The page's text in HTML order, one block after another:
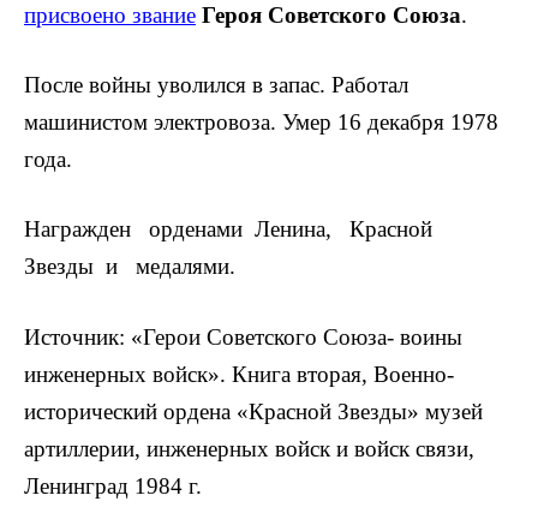
присвоено зва­ние Героя Советского Союза.
После войны уволился в запас. Работал
машинистом электро­воза. Умер 16 декабря 1978
года.
Награжден орденами Ленина, Красной
Звезды и медалями.
Источник: «Герои Советского Союза- воины
инженер­ных войск». Книга вторая, Военно-
исторический ордена «Красной Звезды» музей
артиллерии, инженерных войск и войск связи,
Ленинград 1984 г.